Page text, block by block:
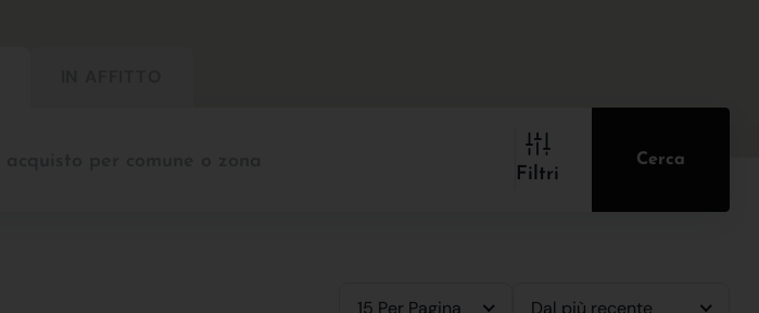
Filtri
Cerca
15 Per Pagina Dal più recente